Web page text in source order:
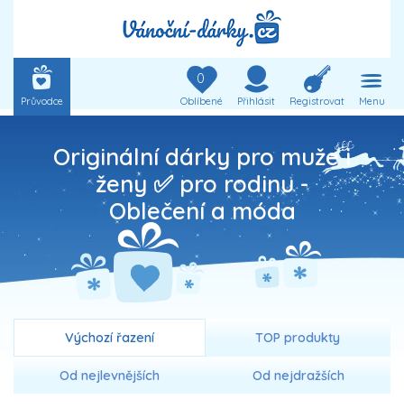
Průvodce
0
Oblíbené Přihlásit Registrovat Menu
Originální dárky pro muže i
ženy ✅ pro rodinu -
Oblečení a móda
Výchozí řazení TOP produkty
Od nejlevnějších Od nejdražších